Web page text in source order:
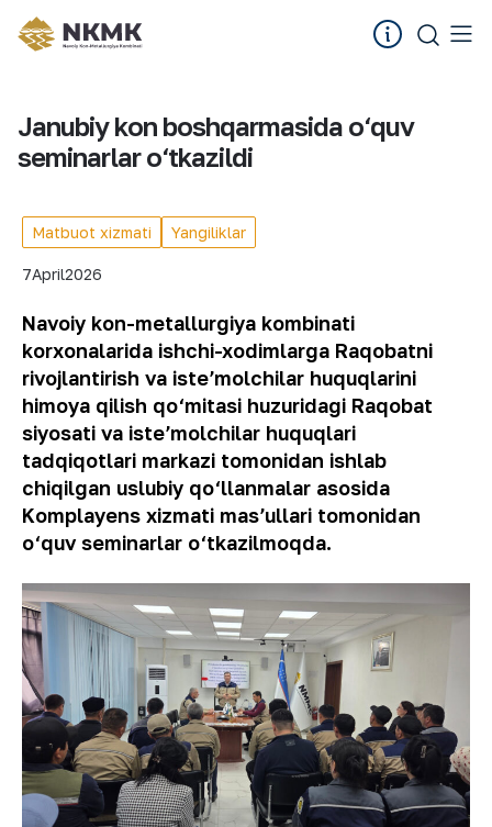
Janubiy kon boshqarmasida o‘quv
seminarlar o‘tkazildi
Matbuot xizmati Yangiliklar
7April2026
Navoiy kon-metallurgiya kombinati
korxonalarida ishchi-xodimlarga Raqobatni
rivojlantirish va isteʼmolchilar huquqlarini
himoya qilish qo‘mitasi huzuridagi Raqobat
siyosati va isteʼmolchilar huquqlari
tadqiqotlari markazi tomonidan ishlab
chiqilgan uslubiy qo‘llanmalar asosida
Komplayens xizmati masʼullari tomonidan
o‘quv seminarlar o‘tkazilmoqda.